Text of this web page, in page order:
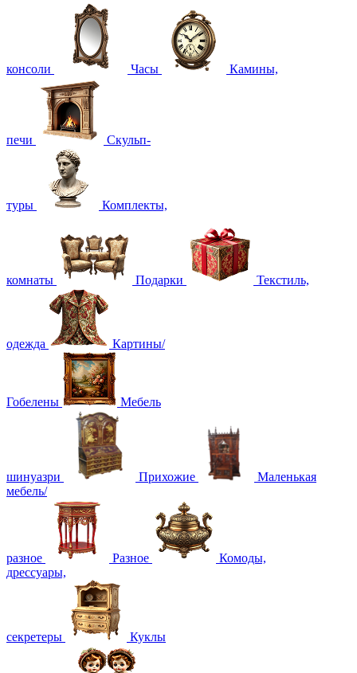
консоли Часы Камины,
печи Скульп-
туры Комплекты,
комнаты Подарки Текстиль,
одежда Картины/
Гобелены Мебель
шинуазри Прихожие
Маленькая
мебель/
разное Разное
Комоды,
дрессуары,
секретеры Куклы